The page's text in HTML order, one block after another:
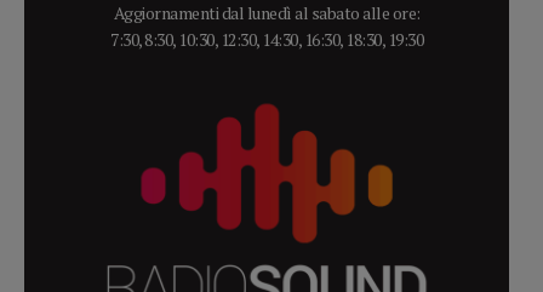
Aggiornamenti dal lunedì al sabato alle ore:
7:30, 8:30, 10:30, 12:30, 14:30, 16:30, 18:30, 19:30